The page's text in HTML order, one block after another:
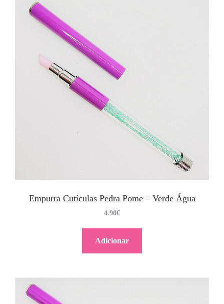
Empurra Cutículas Pedra Pome – Verde Água
4.90€
Adicionar